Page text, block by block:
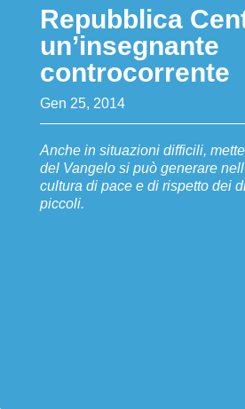
Repubblica
un’insegnante
controcorrente
Gen 25, 2014
Anche in situazioni difficili,
del Vangelo si può generare
cultura di pace e di rispetto dei
piccoli.